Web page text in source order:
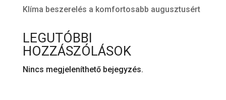
Klíma beszerelés a komfortosabb augusztusért
LEGUTÓBBI
HOZZÁSZÓLÁSOK
Nincs megjeleníthető bejegyzés.